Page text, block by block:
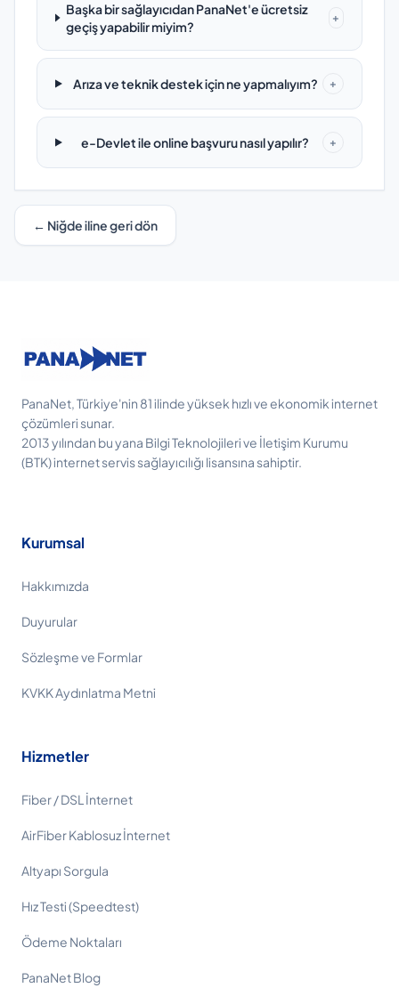
Başka bir sağlayıcıdan PanaNet'e ücretsiz
geçiş yapabilir miyim?
+
Arıza ve teknik destek için ne yapmalıyım? +
e-Devlet ile online başvuru nasıl yapılır? +
← Niğde iline geri dön
PanaNet, Türkiye'nin 81 ilinde yüksek hızlı ve ekonomik internet
çözümleri sunar.
2013 yılından bu yana Bilgi Teknolojileri ve İletişim Kurumu
(BTK) internet servis sağlayıcılığı lisansına sahiptir.
Kurumsal
Hakkımızda
Duyurular
Sözleşme ve Formlar
KVKK Aydınlatma Metni
Hizmetler
Fiber / DSL İnternet
AirFiber Kablosuz İnternet
Altyapı Sorgula
Hız Testi (Speedtest)
Ödeme Noktaları
PanaNet Blog